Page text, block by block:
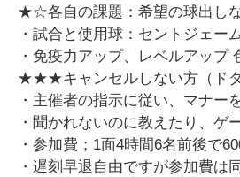
★☆各自の課題：希望の球出し
・試合と使用球：セントジェー
・免疫力アップ、レベルアップ
★★★キャンセルしない方（ドタ
・主催者の指示に従い、マナー
・聞かれないのに教えたり、
・参加費；1面4時間6名前後で
・遅刻早退自由ですが参加費は